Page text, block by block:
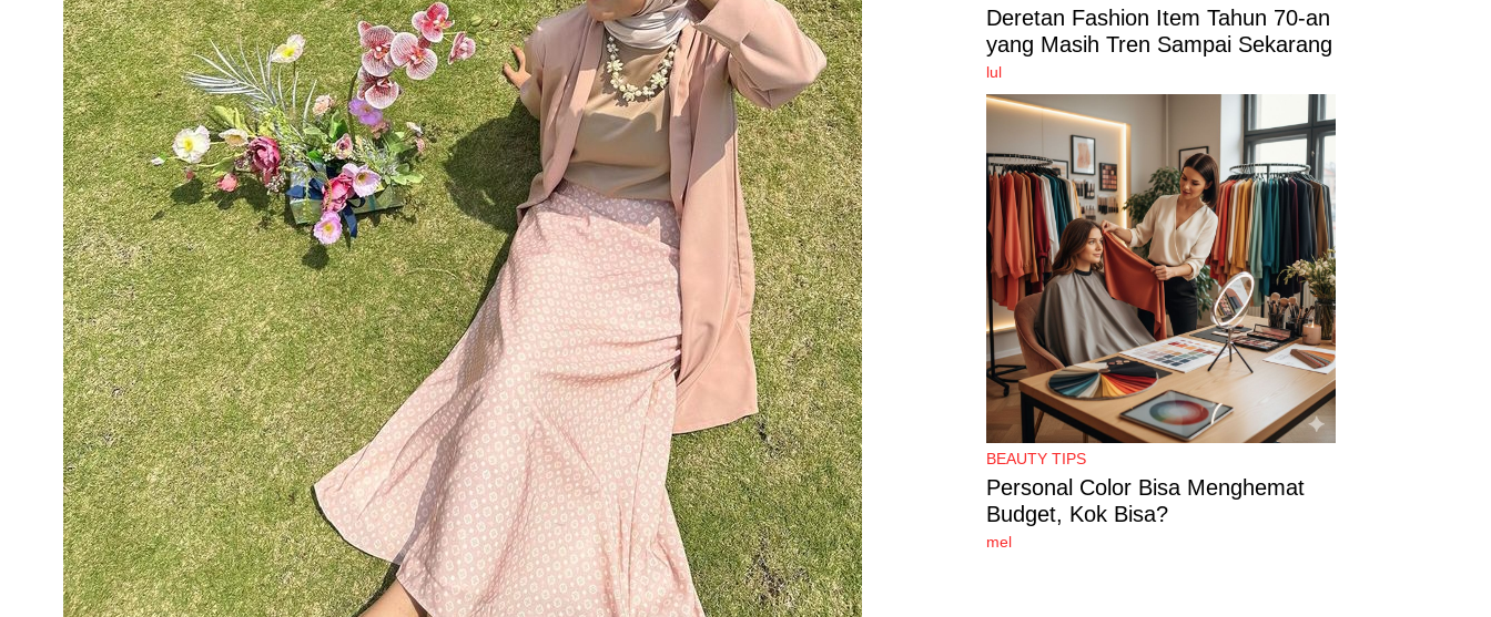
Deretan Fashion Item Tahun 70-an
yang Masih Tren Sampai Sekarang
lul
BEAUTY TIPS
Personal Color Bisa Menghemat
Budget, Kok Bisa?
mel